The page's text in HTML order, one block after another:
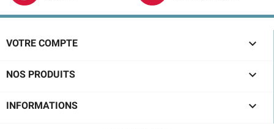
VOTRE COMPTE 
NOS PRODUITS 
INFORMATIONS 